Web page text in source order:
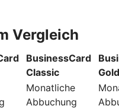
Vergleich
BusinessCard
Classic
Gold
Monatliche
Abbuchung